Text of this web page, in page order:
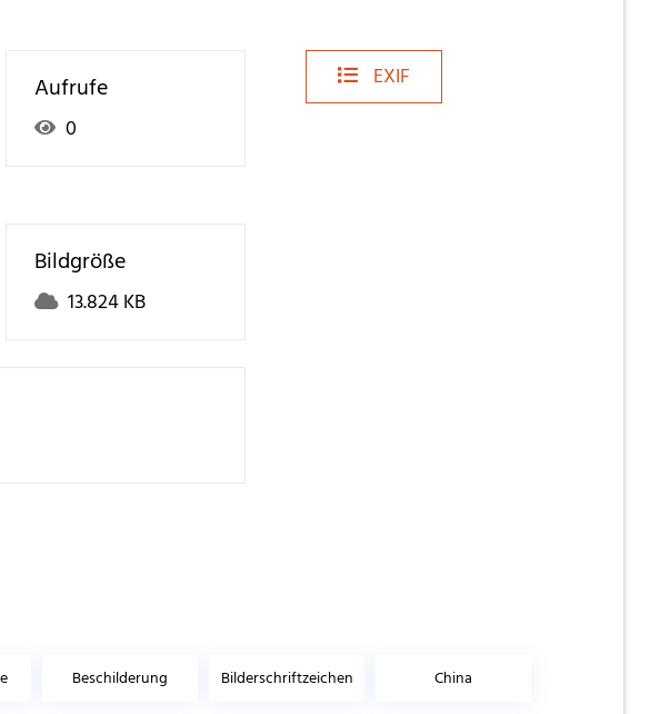
Aufrufe
0
Bildgröße
13.824 KB
EXIF
Beschilderung Bilderschriftzeichen China